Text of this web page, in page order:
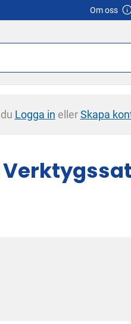
Om oss
Logga in ellerSkapa